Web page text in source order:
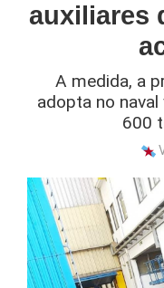
auxiliares
A medida, a
adopta no
600